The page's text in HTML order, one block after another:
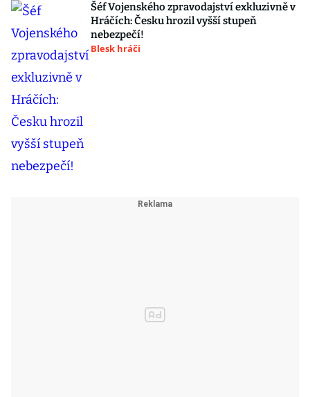
Šéf Vojenského zpravodajství exkluzivně v
Hráčích: Česku hrozil vyšší stupeň
nebezpečí!
Blesk hráči